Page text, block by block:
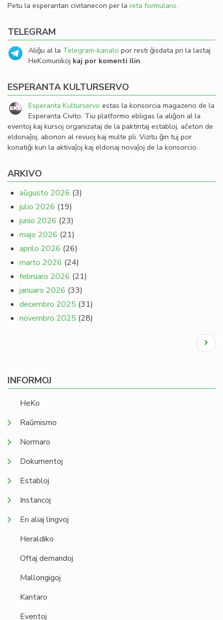
Petu la esperantan civitanecon per la reta formularo.
TELEGRAM
Aliĝu al la Telegram-kanalo por resti ĝisdata pri la lastaj
HeKomunikoj kaj por komenti ilin.
ESPERANTA KULTURSERVO
Esperanta Kulturservo estas la konsorcia magazeno de la
Esperanta Civito. Tiu platformo ebligas la aliĝon al la
eventoj kaj kursoj organizataj de la paktintaj establoj, aĉeton de
eldonaĵoj, abonon al revuoj kaj multe pli. Vizitu ĝin tuj por
konatiĝi kun la aktivaĵoj kaj eldonaj novaĵoj de la konsorcio.
ARKIVO
aŭgusto 2026 (3)
julio 2026 (19)
junio 2026 (23)
majo 2026 (21)
aprilo 2026 (26)
marto 2026 (24)
februaro 2026 (21)
januaro 2026 (33)
decembro 2025 (31)
novembro 2025 (28)
Next
page
INFORMOJ
HeKo
Raŭmismo
Normaro
Dokumentoj
Establoj
Instancoj
En aliaj lingvoj
Heraldiko
Oftaj demandoj
Mallongigoj
Kantaro
Eventoj